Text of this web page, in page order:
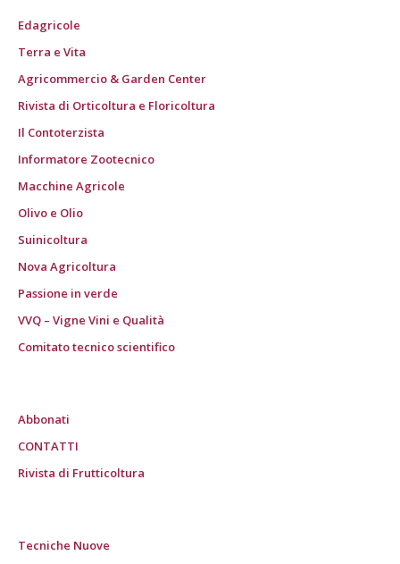
Edagricole
Terra e Vita
Agricommercio & Garden Center
Rivista di Orticoltura e Floricoltura
Il Contoterzista
Informatore Zootecnico
Macchine Agricole
Olivo e Olio
Suinicoltura
Nova Agricoltura
Passione in verde
VVQ – Vigne Vini e Qualità
Comitato tecnico scientifico
Abbonati
CONTATTI
Rivista di Frutticoltura
Tecniche Nuove